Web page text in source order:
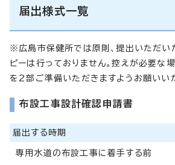
届出様式一覧
※広島市保健所では原則、提出いただい
ピーは行っておりません。控えが必要な
を2部ご準備いただきますようお願いいた
布設工事設計確認申請書
届出する時期
専用水道の布設工事に着手する前